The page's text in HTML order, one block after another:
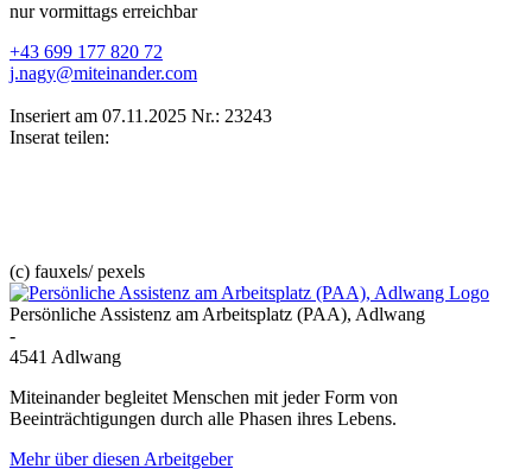
nur vormittags erreichbar
+43 699 177 820 72
j.nagy@miteinander.com
Inseriert am 07.11.2025 Nr.: 23243
Inserat teilen:
(c) fauxels/ pexels
Persönliche Assistenz am Arbeitsplatz (PAA), Adlwang
-
4541 Adlwang
Miteinander begleitet Menschen mit jeder Form von
Beeinträchtigungen durch alle Phasen ihres Lebens.
Mehr über diesen Arbeitgeber